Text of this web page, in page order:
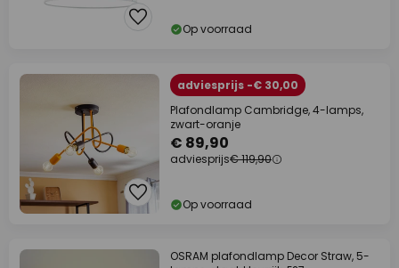
Op voorraad
adviesprijs -€ 30,00
Plafondlamp Cambridge, 4-lamps,
zwart-oranje
€ 89,90
adviesprijs€ 119,90
Op voorraad
OSRAM plafondlamp Decor Straw, 5-